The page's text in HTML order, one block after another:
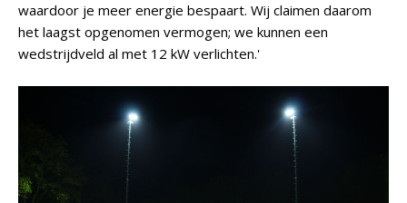
waardoor je meer energie bespaart. Wij claimen daarom
het laagst opgenomen vermogen; we kunnen een
wedstrijdveld al met 12 kW verlichten.'